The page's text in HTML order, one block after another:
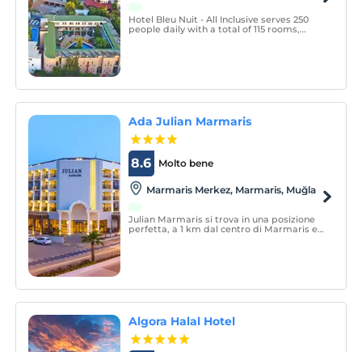
Hotel Bleu Nuit - All Inclusive serves 250
people daily with a total of 115 rooms,
Ada Julian Marmaris
Molto bene
8.6
Marmaris Merkez, Marmaris, Muğla
Julian Marmaris si trova in una posizione
perfetta, a 1 km dal centro di Marmaris ea
Algora Halal Hotel